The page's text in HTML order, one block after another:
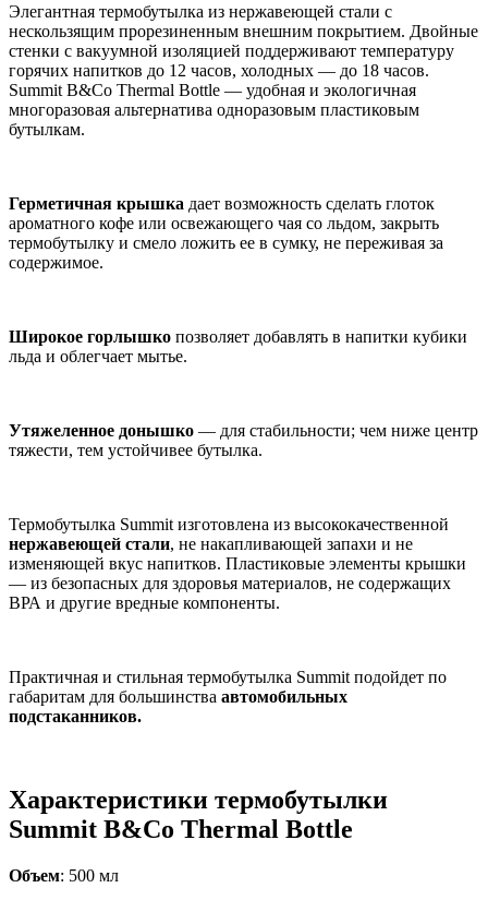
Элегантная термобутылка из нержавеющей стали с
нескользящим прорезиненным внешним покрытием. Двойные
стенки с вакуумной изоляцией поддерживают температуру
горячих напитков до 12 часов, холодных — до 18 часов.
Summit B&Co Thermal Bottle — удобная и экологичная
многоразовая альтернатива одноразовым пластиковым
бутылкам.
Герметичная крышка дает возможность сделать глоток
ароматного кофе или освежающего чая со льдом, закрыть
термобутылку и смело ложить ее в сумку, не переживая за
содержимое.
Широкое горлышко позволяет добавлять в напитки кубики
льда и облегчает мытье.
Утяжеленное донышко — для стабильности; чем ниже центр
тяжести, тем устойчивее бутылка.
Термобутылка Summit изготовлена из высококачественной
нержавеющей стали, не накапливающей запахи и не
изменяющей вкус напитков. Пластиковые элементы крышки
— из безопасных для здоровья материалов, не содержащих
ВРА и другие вредные компоненты.
Практичная и стильная термобутылка Summit подойдет по
габаритам для большинства автомобильных
подстаканников.
Характеристики термобутылки
Summit B&Co Thermal Bottle
Объем: 500 мл